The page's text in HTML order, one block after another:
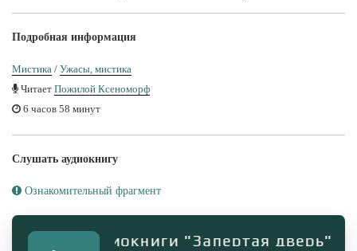
Подробная информация
Мистика / Ужасы, мистика
Читает Пожилой Ксеноморф
6 часов 58 минут
Слушать аудиокнигу
Ознакомительный фрагмент
аудиокниги "Запертая дверь"